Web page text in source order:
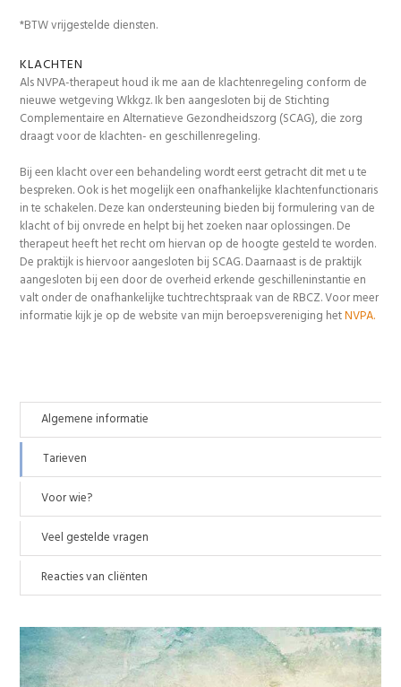
*BTW vrijgestelde diensten.
KLACHTEN
Als NVPA-therapeut houd ik me aan de klachtenregeling conform de
nieuwe wetgeving Wkkgz. Ik ben aangesloten bij de Stichting
Complementaire en Alternatieve Gezondheidszorg (SCAG), die zorg
draagt voor de klachten- en geschillenregeling.
Bij een klacht over een behandeling wordt eerst getracht dit met u te
bespreken. Ook is het mogelijk een onafhankelijke klachtenfunctionaris
in te schakelen. Deze kan ondersteuning bieden bij formulering van de
klacht of bij onvrede en helpt bij het zoeken naar oplossingen. De
therapeut heeft het recht om hiervan op de hoogte gesteld te worden.
De praktijk is hiervoor aangesloten bij SCAG. Daarnaast is de praktijk
aangesloten bij een door de overheid erkende geschilleninstantie en
valt onder de onafhankelijke tuchtrechtspraak van de RBCZ. Voor meer
informatie kijk je op de website van mijn beroepsvereniging hetNVPA.
Algemene informatie
Tarieven
Voor wie?
Veel gestelde vragen
Reacties van cliënten